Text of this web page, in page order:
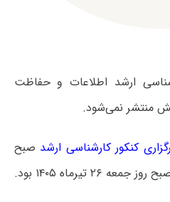
ارشد اطلاعات و حفاظت
منتشر نمی‌شود.
کنکور کارشناسی ارشد صبح